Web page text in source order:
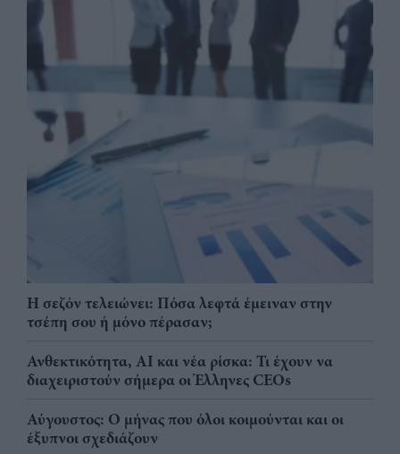
Η σεζόν τελειώνει: Πόσα λεφτά έμειναν στην
τσέπη σου ή μόνο πέρασαν;
Ανθεκτικότητα, AI και νέα ρίσκα: Τι έχουν να
διαχειριστούν σήμερα οι Έλληνες CEOs
Αύγουστος: Ο μήνας που όλοι κοιμούνται και οι
έξυπνοι σχεδιάζουν